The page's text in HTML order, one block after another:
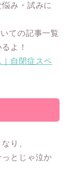
み・試みに
ての記事一覧
よ！
自閉症スペ
り、
とじゃ泣か